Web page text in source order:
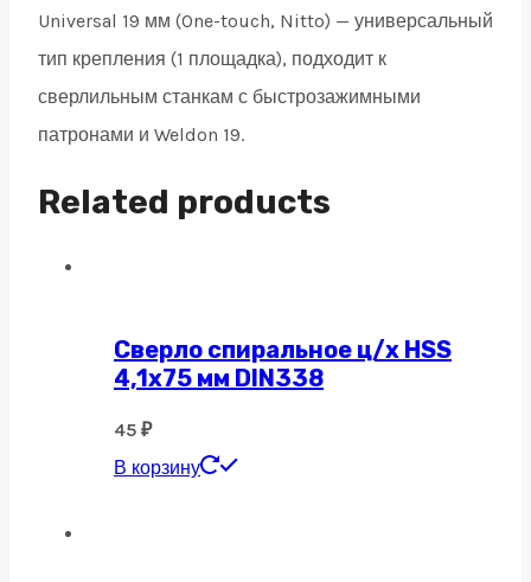
Universal 19 мм (One-touch, Nitto) — универсальный
тип крепления (1 площадка), подходит к
сверлильным станкам с быстрозажимными
патронами и Weldon 19.
Related products
Сверло спиральное ц/х HSS
4,1х75 мм DIN338
45 ₽
В корзину